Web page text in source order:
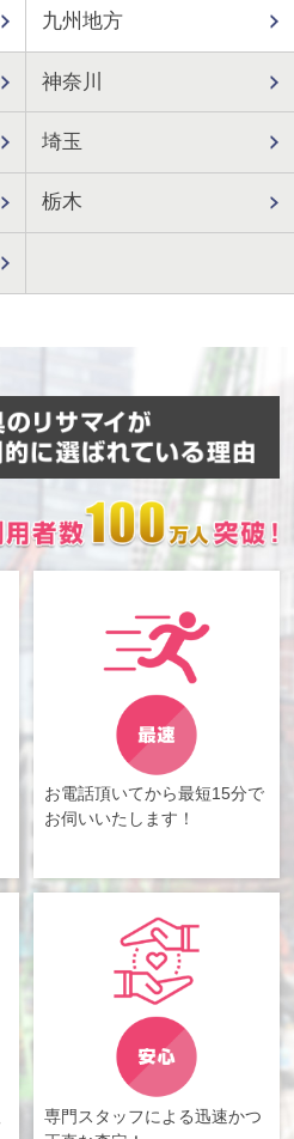
九州地方
神奈川
埼玉
栃木
お電話頂いてから最短15分で
お伺いいたします！
専門スタッフによる迅速かつ